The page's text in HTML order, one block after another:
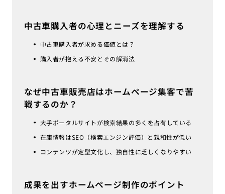
中古車購入者の心理とニーズを理解する
中古車購入者が求める価値とは？
購入者が抱える不安とその解消法
なぜ中古車販売店はホームページ集客で苦
戦するのか？
大手ポータルサイトが検索結果の多くを占有している
在庫情報はSEO（検索エンジン評価）と親和性が低い
コンテンツが定型文化し、独自性に乏しくなりやすい
成果を出すホームページ制作のポイント